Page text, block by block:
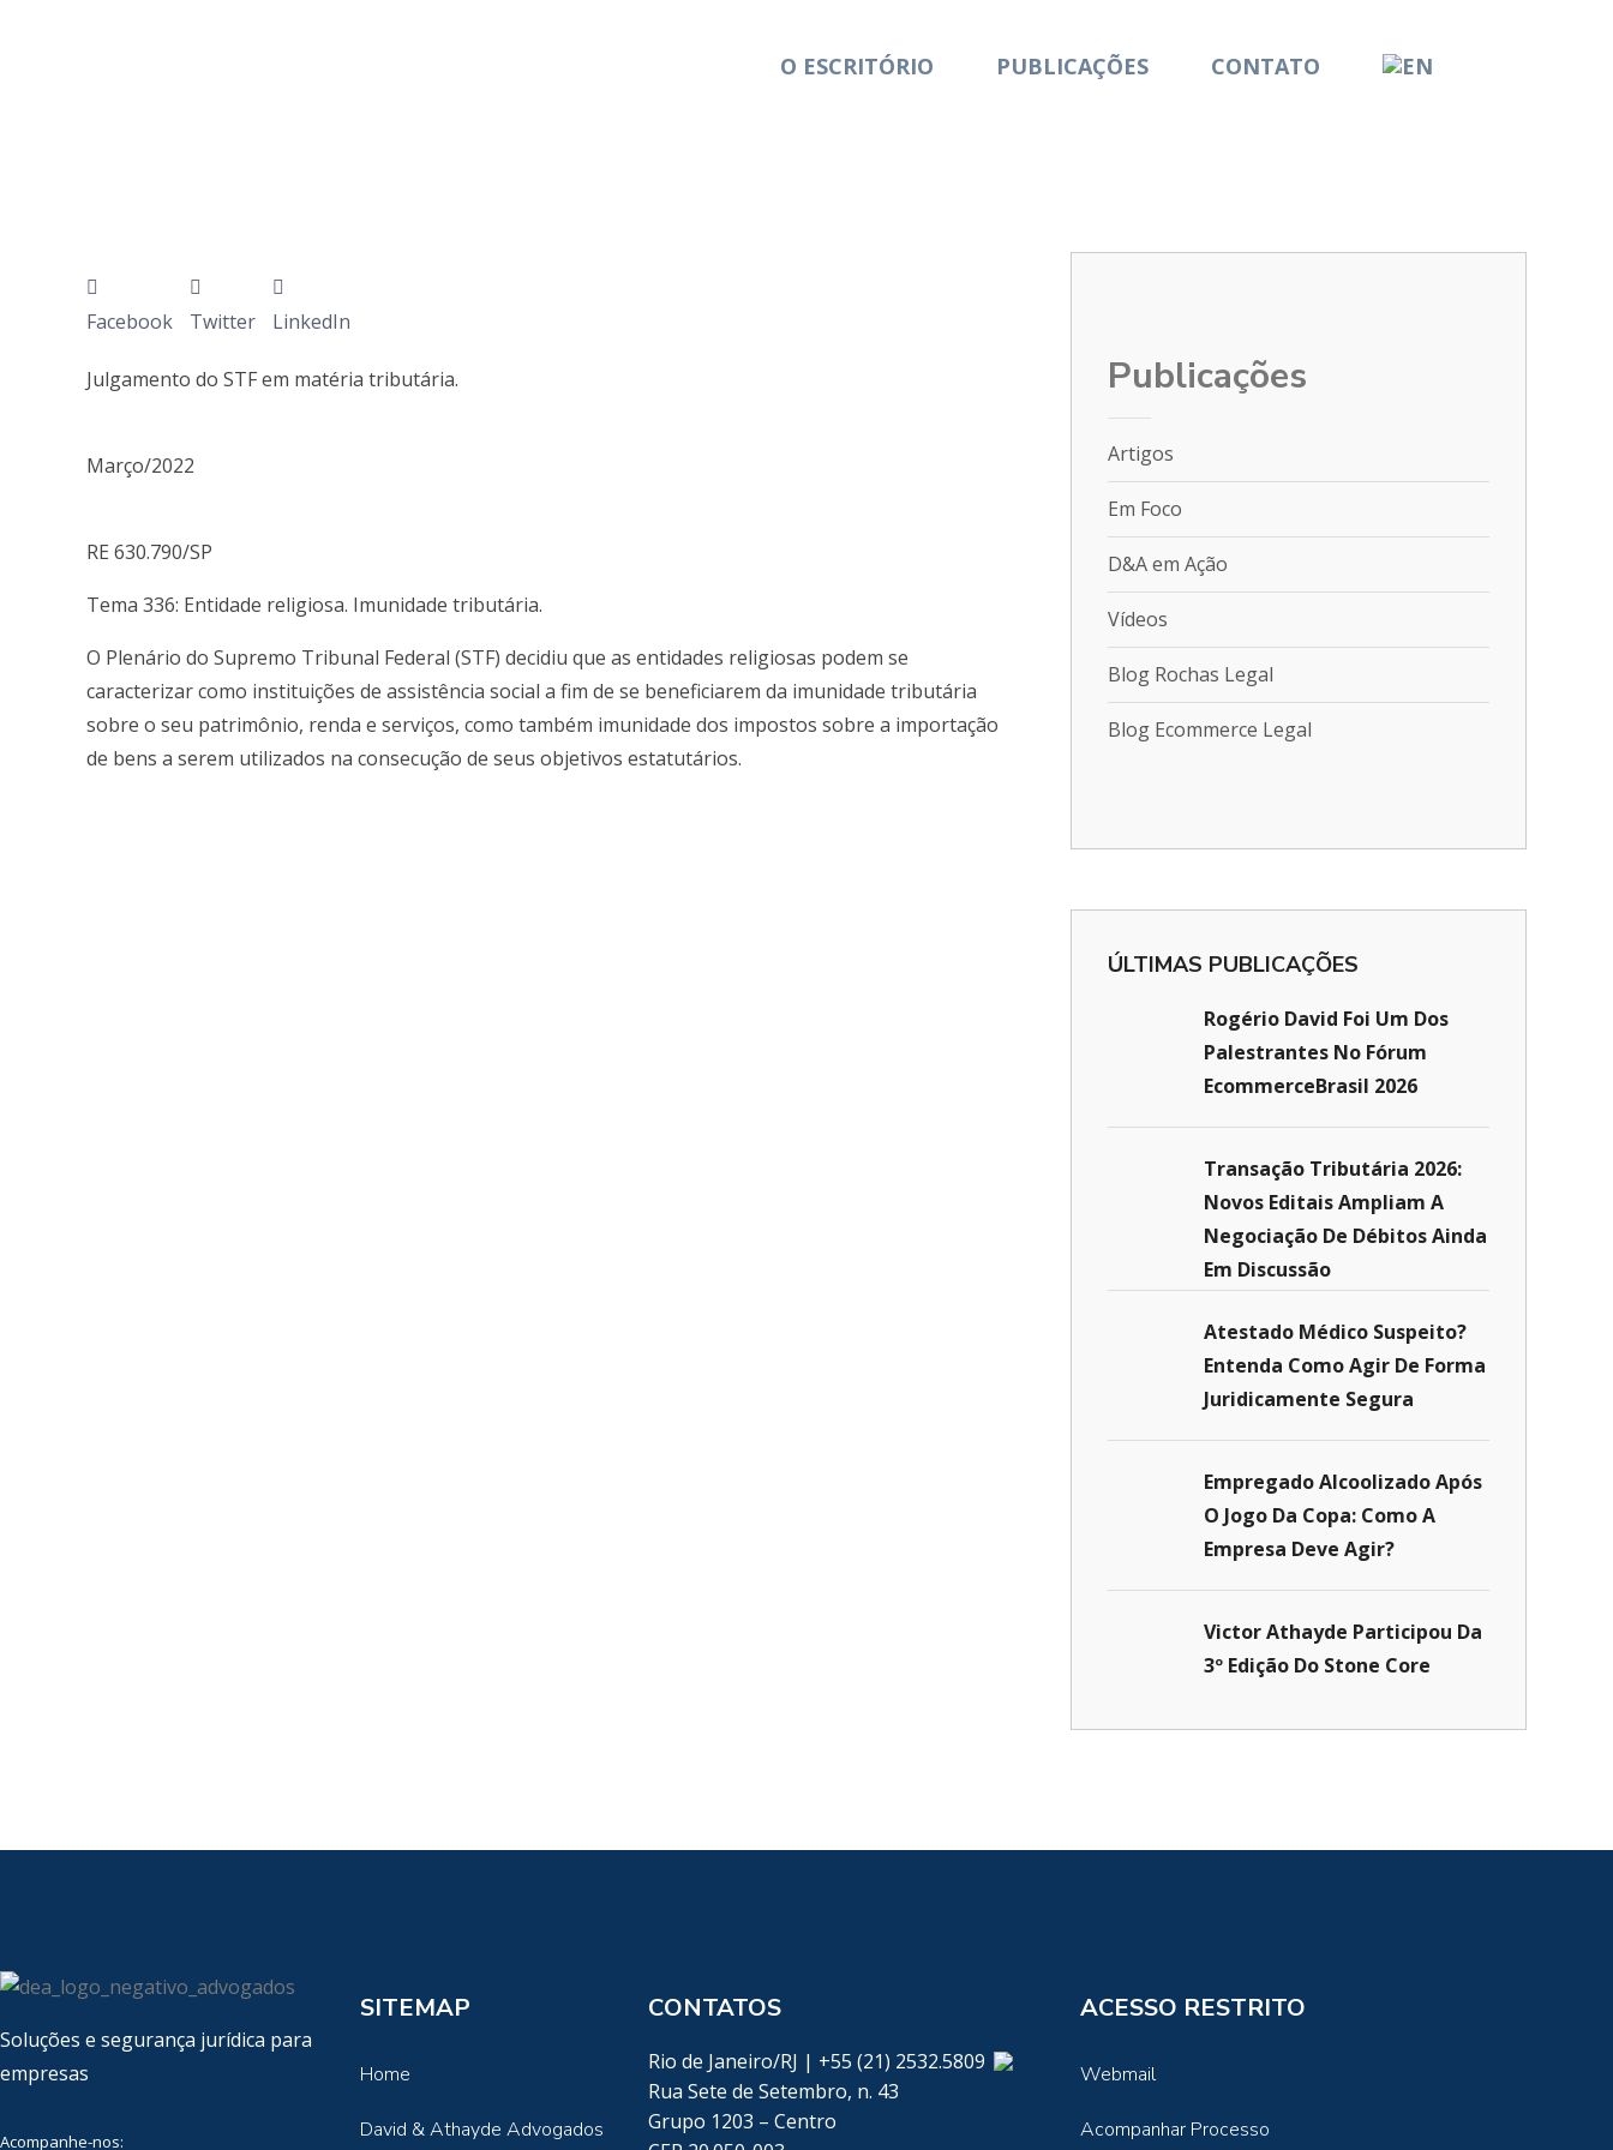
O ESCRITÓRIO PUBLICAÇÕES CONTATO
Facebook Twitter LinkedIn
Julgamento do STF em matéria tributária.
Março/2022
RE 630.790/SP
Tema 336: Entidade religiosa. Imunidade tributária.
O Plenário do Supremo Tribunal Federal (STF) decidiu que as entidades religiosas podem se
caracterizar como instituições de assistência social a fim de se beneficiarem da imunidade tributária
sobre o seu patrimônio, renda e serviços, como também imunidade dos impostos sobre a importação
de bens a serem utilizados na consecução de seus objetivos estatutários.
Publicações
Artigos
Em Foco
D&A em Ação
Vídeos
Blog Rochas Legal
Blog Ecommerce Legal
ÚLTIMAS PUBLICAÇÕES
Rogério David Foi Um Dos
Palestrantes No Fórum
EcommerceBrasil 2026
Transação Tributária 2026:
Novos Editais Ampliam A
Negociação De Débitos Ainda
Em Discussão
Atestado Médico Suspeito?
Entenda Como Agir De Forma
Juridicamente Segura
Empregado Alcoolizado Após
O Jogo Da Copa: Como A
Empresa Deve Agir?
Victor Athayde Participou Da
3º Edição Do Stone Core
Soluções e segurança jurídica para
empresas
Acompanhe-nos:
SITEMAP
Home
David & Athayde Advogados
CONTATOS
Rio de Janeiro/RJ | +55 (21) 2532.5809
Rua Sete de Setembro, n. 43
Grupo 1203 – Centro
ACESSO RESTRITO
Webmail
Acompanhar Processo